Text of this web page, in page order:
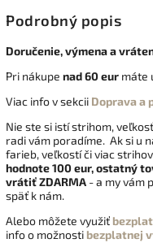
Podrobný popis
Doručenie, výmena a
Pri nákupe nad 60 eur máte
Viac info v sekcii Doprava a
Nie ste si istí strihom,
radi vám poradíme. Ak si u
farieb, veľkostí či viac
hodnote 100 eur, ostatný
vrátiťZDARMA - a my vám
späť k nám.
Alebo môžete využiť
info o možnosti bezplatnej